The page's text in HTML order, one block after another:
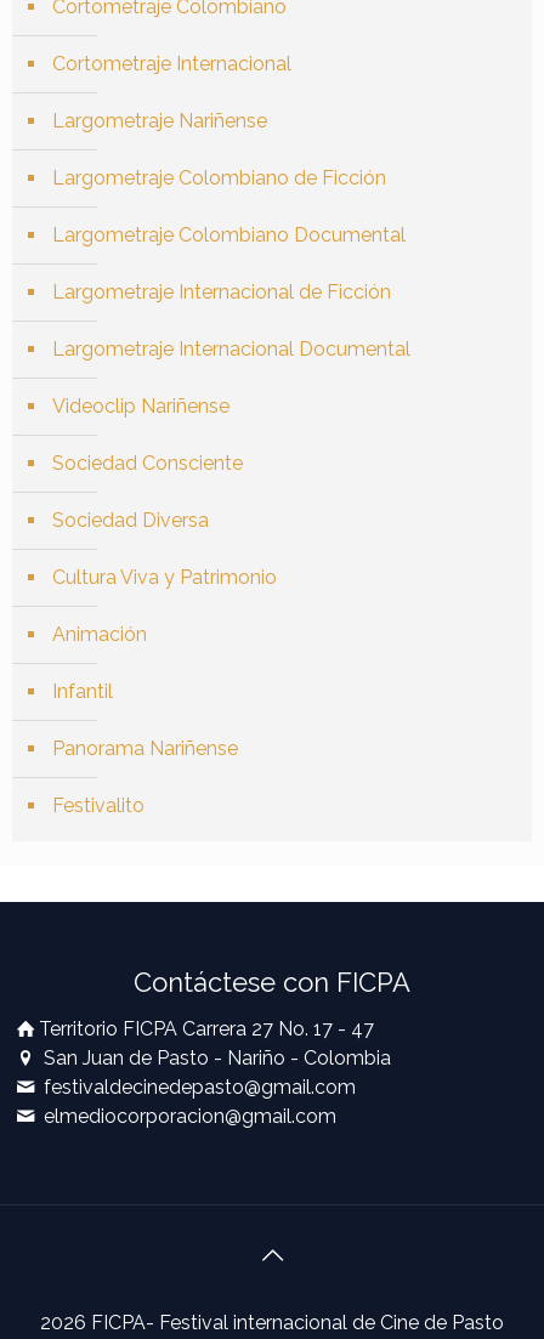
Cortometraje Colombiano
Cortometraje Internacional
Largometraje Nariñense
Largometraje Colombiano de Ficción
Largometraje Colombiano Documental
Largometraje Internacional de Ficción
Largometraje Internacional Documental
Videoclip Nariñense
Sociedad Consciente
Sociedad Diversa
Cultura Viva y Patrimonio
Animación
Infantil
Panorama Nariñense
Festivalito
Contáctese con FICPA
Territorio FICPA Carrera 27 No. 17 - 47
San Juan de Pasto - Nariño - Colombia
festivaldecinedepasto@gmail.com
elmediocorporacion@gmail.com
2026 FICPA- Festival internacional de Cine de Pasto